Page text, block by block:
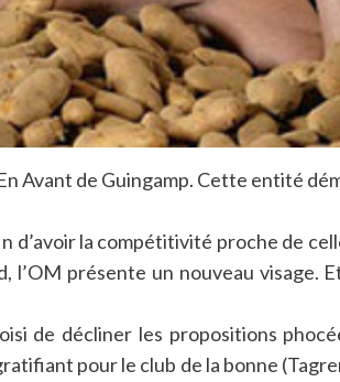
Avant de Guingamp. Cette entité
la compétitivité proche de
présente un nouveau visage.
de décliner les propositions
pour le club de la bonne